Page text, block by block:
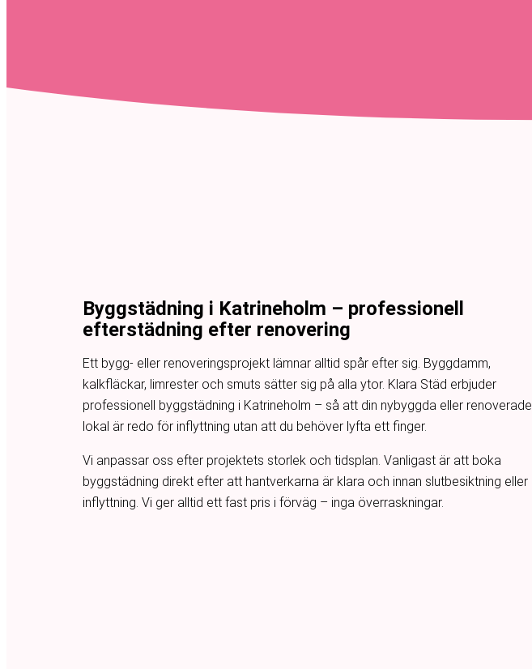
Byggstädning i Katrineholm – professionell
efterstädning efter renovering
Ett bygg- eller renoveringsprojekt lämnar alltid spår efter sig. Byggdamm,
kalkfläckar, limrester och smuts sätter sig på alla ytor. Klara Städ erbjuder
professionell byggstädning i Katrineholm – så att din nybyggda eller renoverade
lokal är redo för inflyttning utan att du behöver lyfta ett finger.
Vi anpassar oss efter projektets storlek och tidsplan. Vanligast är att boka
byggstädning direkt efter att hantverkarna är klara och innan slutbesiktning eller
inflyttning. Vi ger alltid ett fast pris i förväg – inga överraskningar.